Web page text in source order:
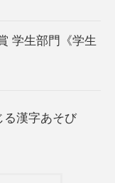
学生部門《学生
る漢字あそび